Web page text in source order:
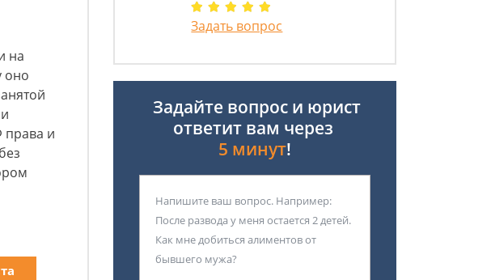
на
оно
права и
Задать вопрос
Задайте вопрос и юрист
ответит вам через
5 минут!